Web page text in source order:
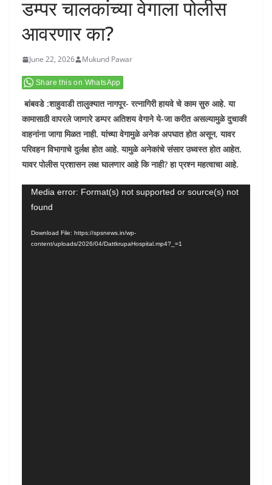
डम्पर चालकांच्या वेगाला पोलीस
आवरणार का?
June 22, 2026 Mukund Pawar
Share this on WhatsApp
बांबवडे :शाहुवाडी तालुक्यात नागपूर- रत्नागिरी हायवे चे काम सुरु आहे. या
कामासाठी वापरले जाणारे डम्पर अतिशय वेगाने ये-जा करीत असल्यामुळे दुचाकी
वाहनांना जागा मिळत नाही. यांच्या वेगामुळे अनेक अपघात होत असून, यावर
परिवहन विभागाचे दुर्लक्ष होत आहे. यामुळे अनेकांचे संसार उध्वस्त होत आहेत.
यावर पोलीस प्रशासन लक्ष घालणार आहे कि नाही?हा प्रश्न महत्वाचा आहे.
Video
Player
Media error: Format(s) not supported or source(s) not
found
Download File: https://spsnews.in/wp-
content/uploads/2026/04/DattkrupaHospital.mp4?_=1